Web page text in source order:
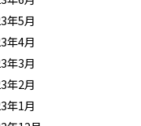
年5月
年4月
年3月
年2月
年1月